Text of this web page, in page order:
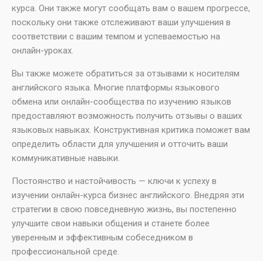
курса. Они также могут сообщать вам о вашем прогрессе,
поскольку они также отслеживают ваши улучшения в
соответствии с вашим темпом и успеваемостью на
онлайн-уроках.
Вы также можете обратиться за отзывами к носителям
английского языка. Многие платформы языкового
обмена или онлайн-сообщества по изучению языков
предоставляют возможность получить отзывы о ваших
языковых навыках. Конструктивная критика поможет вам
определить области для улучшения и отточить ваши
коммуникативные навыки.
Постоянство и настойчивость — ключи к успеху в
изучении онлайн-курса бизнес английского. Внедряя эти
стратегии в свою повседневную жизнь, вы постепенно
улучшите свои навыки общения и станете более
уверенным и эффективным собеседником в
профессиональной среде.